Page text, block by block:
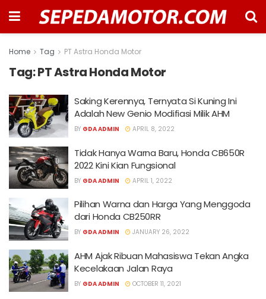
Home Tag PT Astra Honda Motor
Tag:PT Astra Honda Motor
Saking Kerennya, Ternyata Si Kuning Ini
Adalah New Genio Modifiasi Milik AHM
BY GDA ADMIN APRIL 8, 2022
Tidak Hanya Warna Baru, Honda CB650R
2022 Kini Kian Fungsional
BY GDA ADMIN APRIL 1, 2022
Pilihan Warna dan Harga Yang Menggoda
dari Honda CB250RR
BY GDA ADMIN JANUARY 26, 2022
AHM Ajak Ribuan Mahasiswa Tekan Angka
Kecelakaan Jalan Raya
BY GDA ADMIN OCTOBER 11, 2021